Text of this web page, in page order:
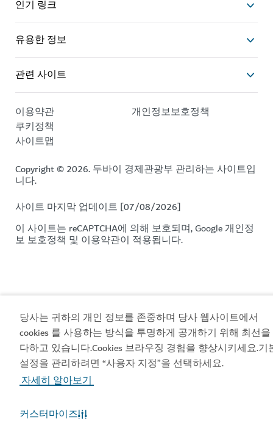
당사는 귀하의 개인 정보를 존중하며 당사 웹사이트에서
cookies 를 사용하는 방식을 투명하게 공개하기 위해 최선을
다하고 있습니다.Cookies 브라우징 경험을 향상시키세요.기
설정을 관리하려면 “사용자 지정”을 선택하세요.
자세히 알아보기
커스터마이즈
인기 링크
유용한 정보
관련 사이트
이용약관
개인정보보호정책
쿠키정책
사이트맵
Copyright © 2026. 두바이 경제관광부 관리하는 사이트입
니다.
사이트 마지막 업데이트 [07/08/2026]
이 사이트는 reCAPTCHA에 의해 보호되며, Google개인정
보 보호정책 및 이용약관이 적용됩니다.